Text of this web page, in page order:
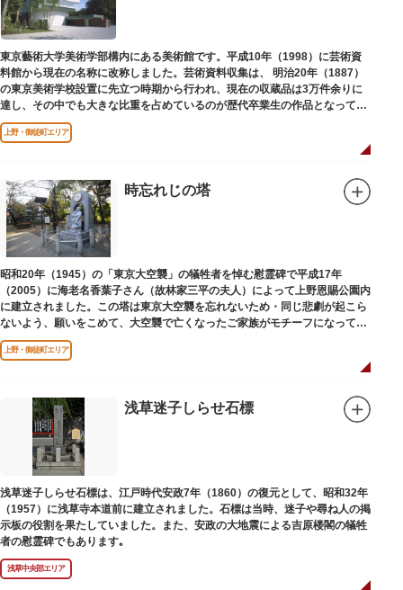
東京藝術大学美術学部構内にある美術館です。平成10年（1998）に芸術資
料館から現在の名称に改称しました。芸術資料収集は、 明治20年（1887）
の東京美術学校設置に先立つ時期から行われ、現在の収蔵品は3万件余りに
達し、その中でも大きな比重を占めているのが歴代卒業生の作品となってい
ます。
上野・御徒町エリア
時忘れじの塔
昭和20年（1945）の「東京大空襲」の犠牲者を悼む慰霊碑で平成17年
（2005）に海老名香葉子さん（故林家三平の夫人）によって上野恩賜公園内
に建立されました。この塔は東京大空襲を忘れないため・同じ悲劇が起こら
ないよう、願いをこめて、大空襲で亡くなったご家族がモチーフになってい
る平和祈念母子像・時計塔です。
上野・御徒町エリア
浅草迷子しらせ石標
浅草迷子しらせ石標は、江戸時代安政7年（1860）の復元として、昭和32年
（1957）に浅草寺本道前に建立されました。石標は当時、迷子や尋ね人の掲
示板の役割を果たしていました。また、安政の大地震による吉原楼閣の犠牲
者の慰霊碑でもあります｡
浅草中央部エリア